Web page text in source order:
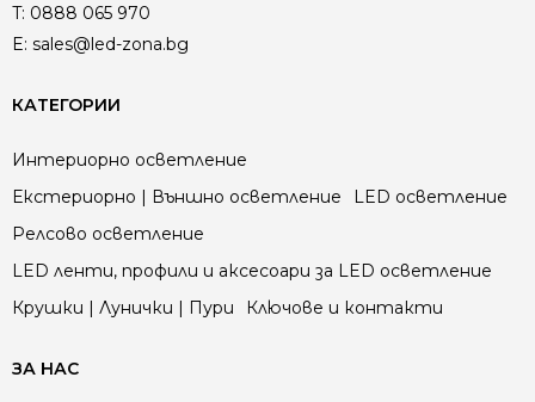
T: 0888 065 970
E: sales@led-zona.bg
КАТЕГОРИИ
Интериорно осветление
Екстериорно | Външно осветление
LED осветление
Релсово осветление
LED ленти, профили и аксесоари за LED осветление
Крушки | Лунички | Пури
Ключове и контакти
ЗА НАС